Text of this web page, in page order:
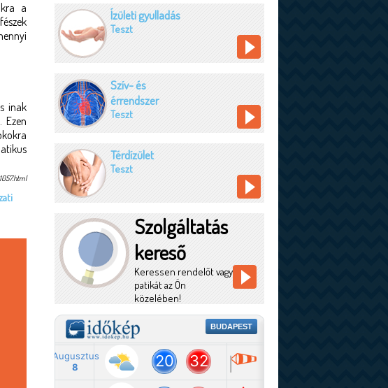
a
inak
Ezen
Ízületi gyulladás
Teszt
Szív- és
érrendszer
Teszt
Térdízület
Teszt
Szolgáltatás
kereső
Keressen rendelőt vagy
patikát az Ön
közelében!